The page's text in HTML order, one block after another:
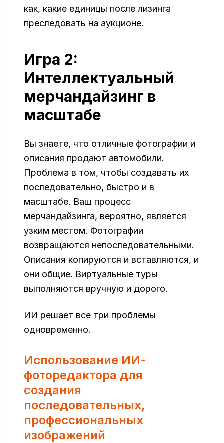
как, какие единицы после лизинга
преследовать на аукционе.
Игра 2:
Интеллектуальный
мерчандайзинг в
масштабе
Вы знаете, что отличные фотографии и
описания продают автомобили.
Проблема в том, чтобы создавать их
последовательно, быстро и в
масштабе. Ваш процесс
мерчандайзинга, вероятно, является
узким местом. Фотографии
возвращаются непоследовательными.
Описания копируются и вставляются, и
они общие. Виртуальные туры
выполняются вручную и дорого.
ИИ решает все три проблемы
одновременно.
Использование ИИ-
фоторедактора для
создания
последовательных,
профессиональных
изображений